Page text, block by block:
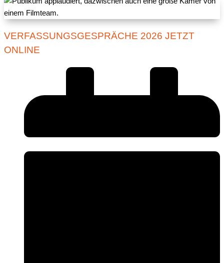
VERFASSUNGSGESPRÄCHE 2026 JETZT
ONLINE